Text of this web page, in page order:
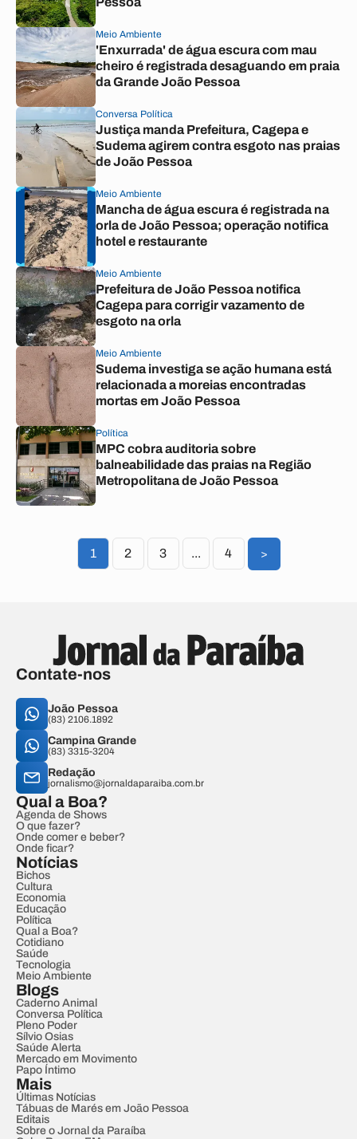
Meio Ambiente
'Enxurrada' de água escura com mau
cheiro é registrada desaguando em praia
da Grande João Pessoa
Conversa Política
Justiça manda Prefeitura, Cagepa e
Sudema agirem contra esgoto nas praias
de João Pessoa
Meio Ambiente
Mancha de água escura é registrada na
orla de João Pessoa; operação notifica
hotel e restaurante
Meio Ambiente
Prefeitura de João Pessoa notifica
Cagepa para corrigir vazamento de
esgoto na orla
Meio Ambiente
Sudema investiga se ação humana está
relacionada a moreias encontradas
mortas em João Pessoa
Política
MPC cobra auditoria sobre
balneabilidade das praias na Região
Metropolitana de João Pessoa
1 2 3 ... 4 >
Contate-nos
João Pessoa
(83) 2106.1892
Campina Grande
(83) 3315-3204
Redação
jornalismo@jornaldaparaiba.com.br
Qual a Boa?
Agenda de Shows
O que fazer?
Onde comer e beber?
Onde ficar?
Notícias
Bichos
Cultura
Economia
Educação
Política
Qual a Boa?
Cotidiano
Saúde
Tecnologia
Meio Ambiente
Blogs
Caderno Animal
Conversa Política
Pleno Poder
Sílvio Osias
Saúde Alerta
Mercado em Movimento
Papo Íntimo
Mais
Últimas Notícias
Tábuas de Marés em João Pessoa
Editais
Sobre o Jornal da Paraíba